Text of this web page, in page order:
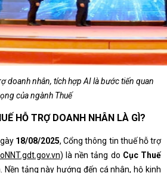
doanh nhân, tích hợp AI là bước tiến quan
của ngành Thuế
HỖ TRỢ DOANH NHÂN LÀ GÌ?
18/08/2025, Cổng thông tin thuế hỗ trợ
) là nền tảng do Cục Thuế
Nền tảng này hướng đến cá nhân, hộ kinh